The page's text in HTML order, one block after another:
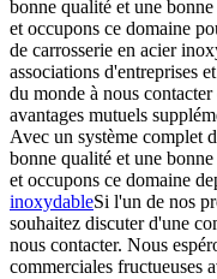
bonne qualité et une
et occupons ce domaine
de carrosserie en acier
associations d'entreprises
du monde à nous
avantages mutuels
Avec un système complet
bonne qualité et une
et occupons ce domaine
inoxydableSi l'un de nos
souhaitez discuter d'une
nous contacter. Nous
commerciales fructueuses